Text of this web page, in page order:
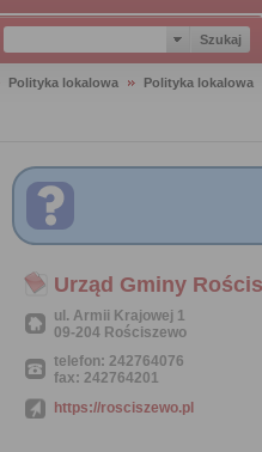
Polityka lokalowa Polityka lokalowa
Urząd Gminy
ul. Armii Krajowej 1
09-204 Rościszewo
telefon: 242764076
fax: 242764201
https://rosciszewo.pl